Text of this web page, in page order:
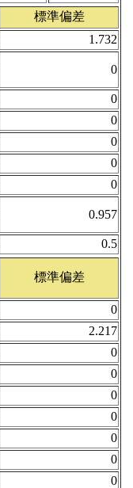
標準偏差
1.732
0
0
0
0
0
0
0.957
0.5
標準偏差
0
2.217
0
0
0
0
0
0
0